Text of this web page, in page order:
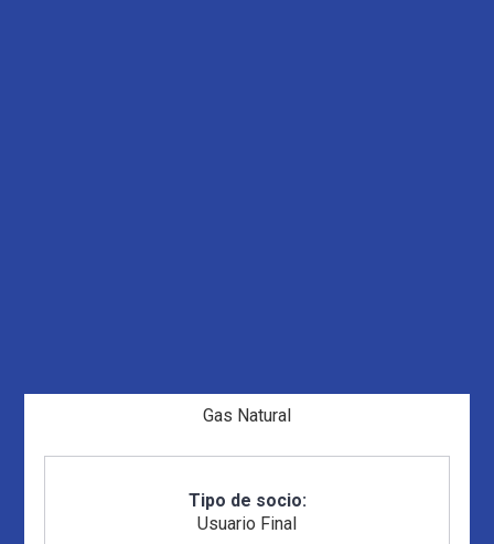
Gas Natural
Tipo de socio:
Usuario Final